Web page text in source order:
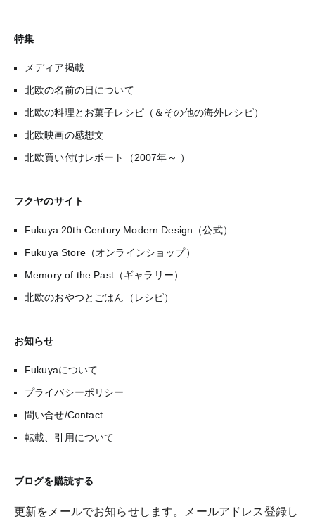
特集
メディア掲載
北欧の名前の日について
北欧の料理とお菓子レシピ（＆その他の海外レシピ）
北欧映画の感想文
北欧買い付けレポート（2007年～ ）
フクヤのサイト
Fukuya 20th Century Modern Design（公式）
Fukuya Store（オンラインショップ）
Memory of the Past（ギャラリー）
北欧のおやつとごはん（レシピ）
お知らせ
Fukuyaについて
プライバシーポリシー
問い合せ/Contact
転載、引用について
ブログを購読する
更新をメールでお知らせします。メールアドレス登録し